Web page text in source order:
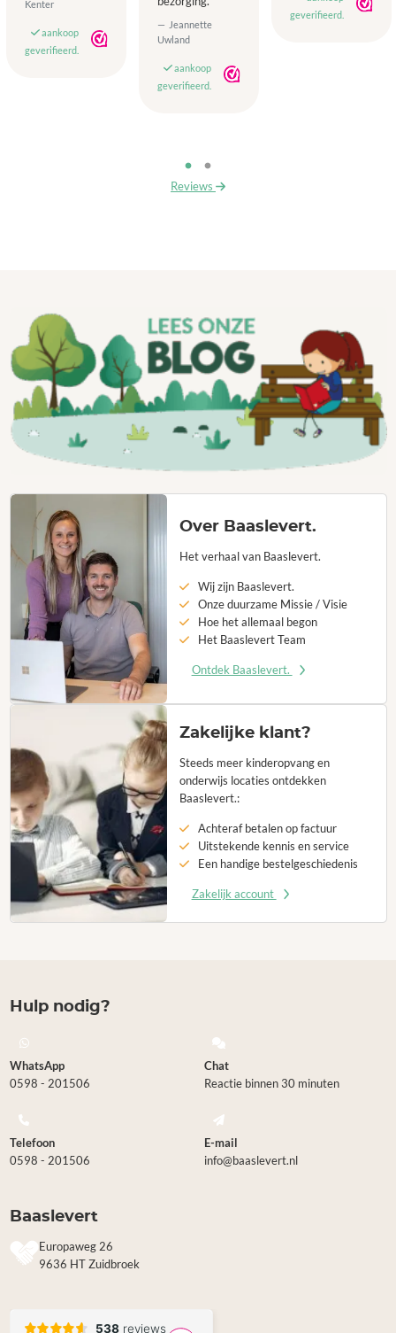
Kenter
aankoop
geverifieerd.
Jeannette
Uwland
aankoop
geverifieerd.
geverifieerd.
Reviews
Over Baaslevert.
Het verhaal van Baaslevert.
Wij zijn Baaslevert.
Onze duurzame Missie / Visie
Hoe het allemaal begon
Het Baaslevert Team
Ontdek Baaslevert.
Zakelijke klant?
Steeds meer kinderopvang en
onderwijs locaties ontdekken
Baaslevert.:
Achteraf betalen op factuur
Uitstekende kennis en service
Een handige bestelgeschiedenis
Zakelijk account
Hulp nodig?
WhatsApp
0598 - 201506
Chat
Reactie binnen 30 minuten
Telefoon
0598 - 201506
E-mail
info@baaslevert.nl
Baaslevert
Europaweg 26
9636 HT Zuidbroek